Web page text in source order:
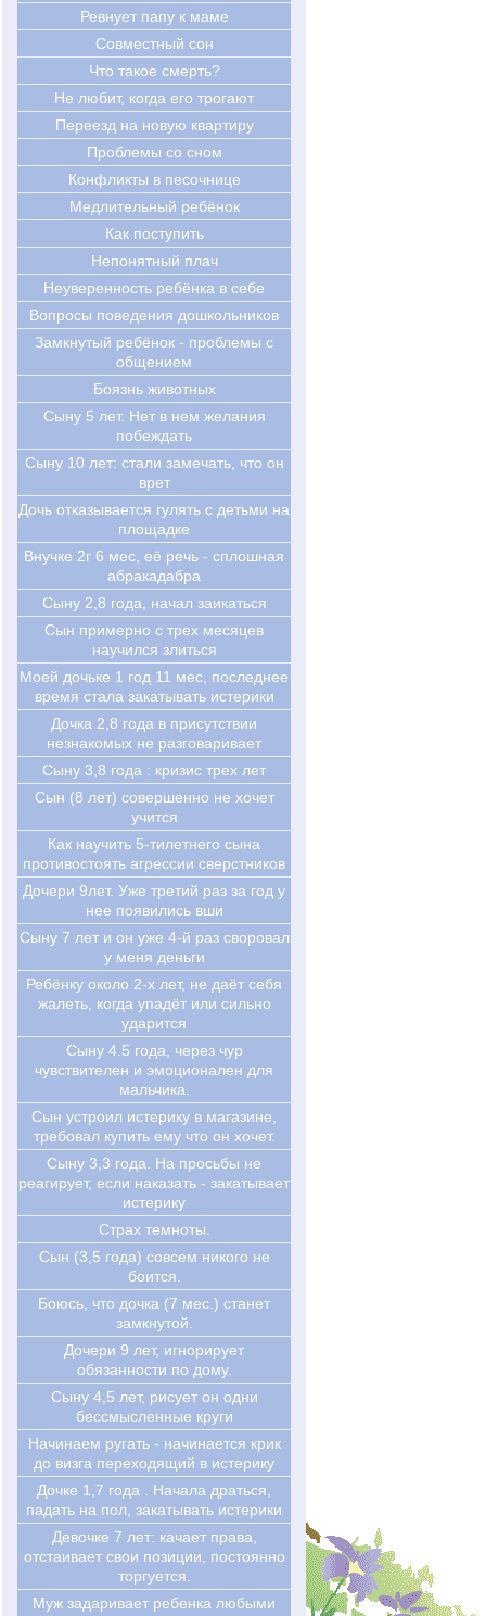
Ревнует папу к маме
Совместный сон
Что такое смерть?
Не любит, когда его трогают
Переезд на новую квартиру
Проблемы со сном
Конфликты в песочнице
Медлительный ребёнок
Как поступить
Непонятный плач
Неуверенность ребёнка в себе
Вопросы поведения дошкольников
Замкнутый ребёнок - проблемы с
общением
Боязнь животных
Сыну 5 лет. Нет в нем желания
побеждать
Cыну 10 лет: стали замечать, что он
врет
Дочь отказывается гулять с детьми на
площадке
Внучке 2г 6 мес, её речь - сплошная
абракадабра
Сыну 2,8 года, начал заикаться
Сын примерно с трех месяцев
научился злиться
Моей дочьке 1 год 11 мес, последнее
время стала закатывать истерики
Дочка 2,8 года в присутствии
незнакомых не разговаривает
Сыну 3,8 года : кризис трех лет
Cын (8 лет) совершенно не хочет
учится
Как научить 5-тилетнего сына
противостоять агрессии сверстников
Дочери 9лет. Уже третий раз за год у
нее появились вши
Сыну 7 лет и он уже 4-й раз своровал
у меня деньги
Ребёнку около 2-х лет, не даёт себя
жалеть, когда упадёт или сильно
ударится
Сыну 4.5 года, через чур
чувствителен и эмоционален для
мальчика.
Сын устроил истерику в магазине,
требовал купить ему что он хочет.
Сыну 3,3 года. На просьбы не
реагирует, если наказать - закатывает
истерику
Страх темноты.
Сын (3,5 года) совсем никого не
боится.
Боюсь, что дочка (7 мес.) станет
замкнутой.
Дочери 9 лет, игнорирует
обязанности по дому.
Сыну 4,5 лет, рисует он одни
бессмысленные круги
Начинаем ругать - начинается крик
до визга переходящий в истерику
Дочке 1,7 года . Начала драться,
падать на пол, закатывать истерики
Девочке 7 лет: качает права,
отстаивает свои позиции, постоянно
торгуется.
Муж задаривает ребенка любыми